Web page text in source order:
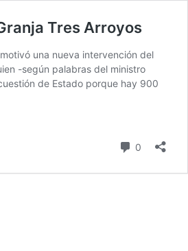
Tres Arroyos
una nueva intervención del
-según palabras del ministro
de Estado porque hay 900
0